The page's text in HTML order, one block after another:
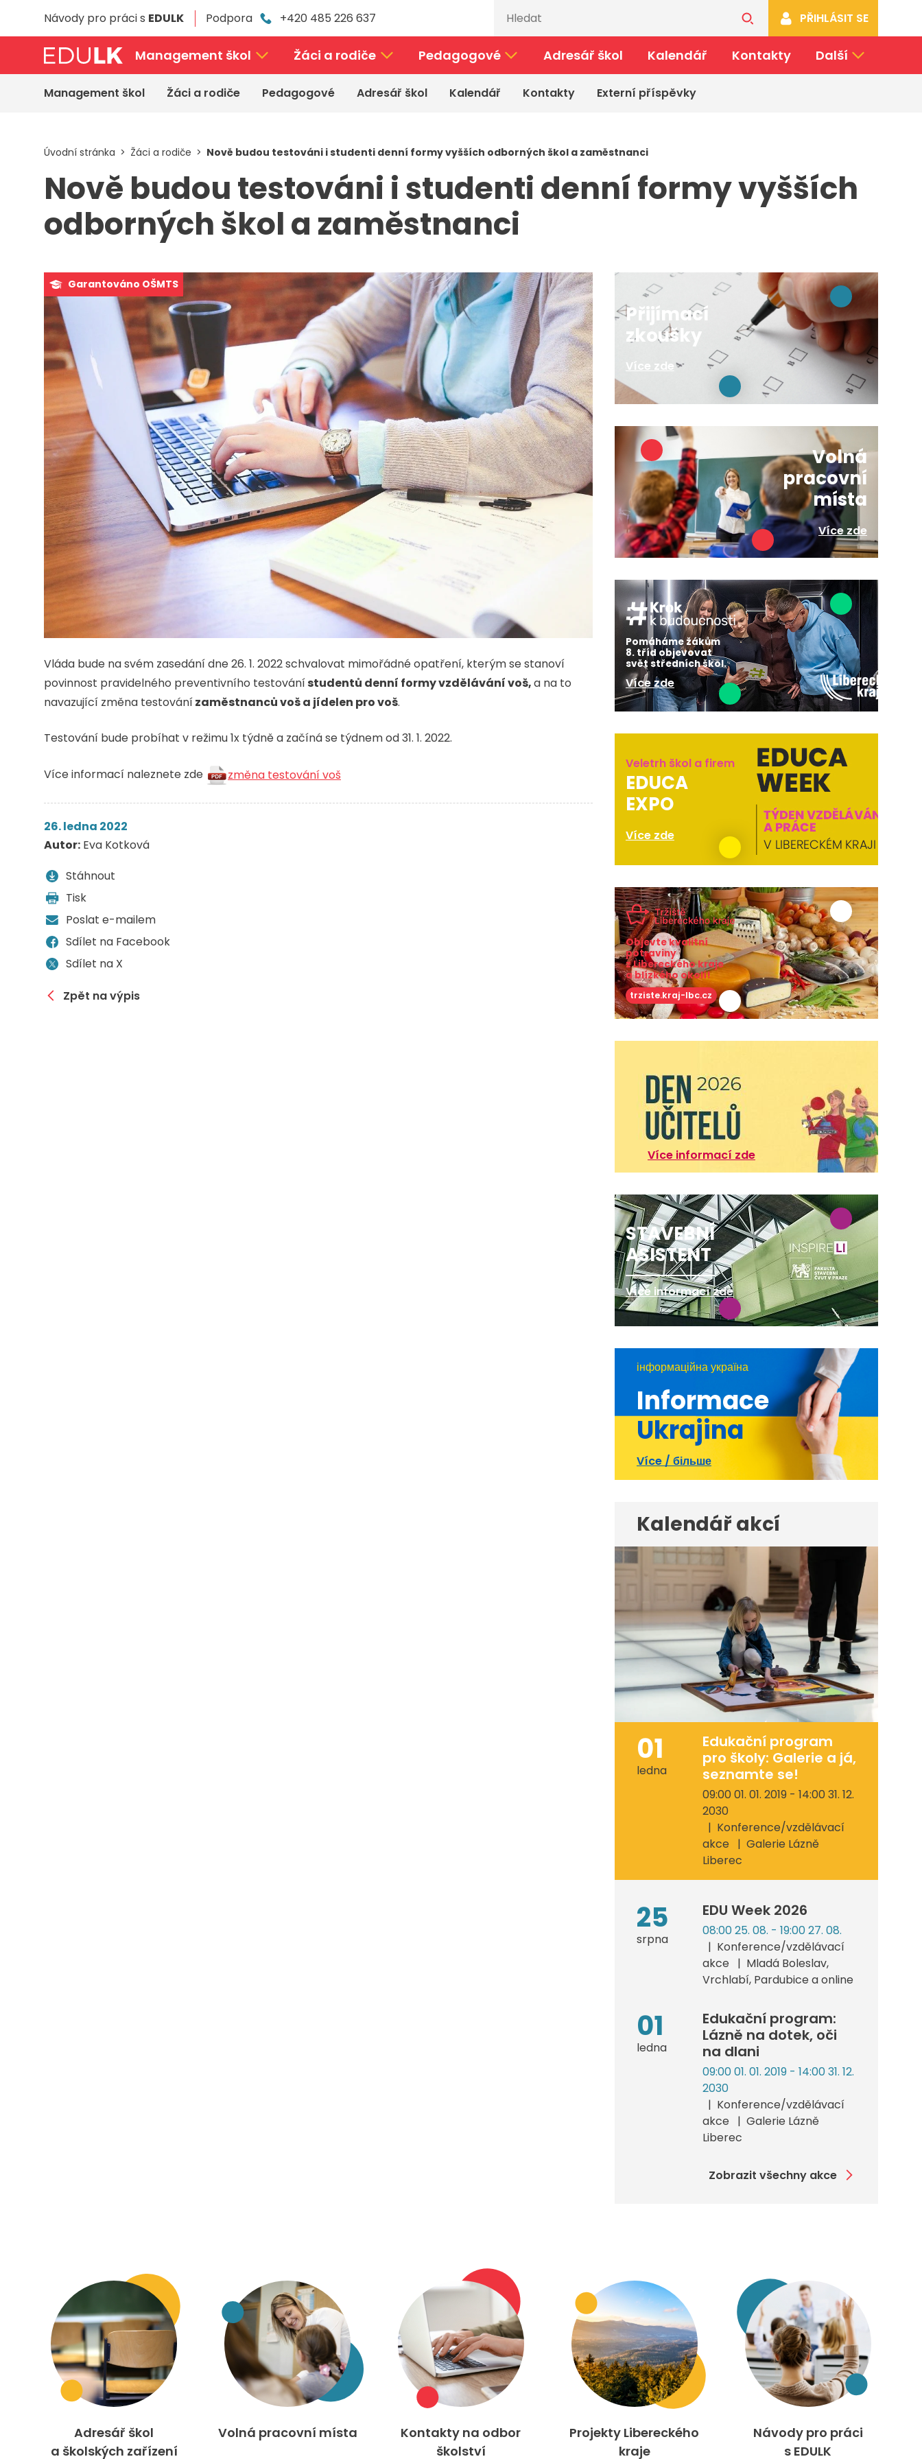
Návody pro práci s EDULK Podpora +420 485 226 637 PŘIHLÁSIT SE
Management škol Žáci a rodiče Pedagogové Adresář škol Kalendář Kontakty Další
Management škol Žáci a rodiče Pedagogové Adresář škol Kalendář Kontakty Externí příspěvky
Úvodní stránka Žáci a rodiče Nově budou testováni i studenti denní formy vyšších odborných škol a zaměstnanci
Nově budou testováni i studenti denní formy vyšších
odborných škol a zaměstnanci
Garantováno OŠMTS
Vláda bude na svém zasedání dne 26. 1. 2022 schvalovat mimořádné opatření, kterým se stanoví
povinnost pravidelného preventivního testovánístudentů denní formy vzdělávání voš,a na to
navazující změna testovánízaměstnanců voš a jídelen pro voš.
Testování bude probíhat v režimu 1x týdně a začíná se týdnem od 31. 1. 2022.
Více informací naleznete zde změna testování voš
26. ledna 2022
Autor: Eva Kotková
Stáhnout
Tisk
Poslat e-mailem
Sdílet na Facebook
Sdílet na X
Zpět na výpis
Přijímací
zkoušky
Více zde
Volná
pracovní
místa
Více zde
Pomáháme žákům
8. tříd objevovat
svět středních škol.
Více zde
Veletrh škol a firem
EDUCA
EXPO
Více zde
Objevte kvalitní
potraviny
z Libereckého kraje
a blízkého okolí!
trziste.kraj-lbc.cz
Více informací zde
STAVEBNÍ
ASISTENT
Více informací zde
інформаційна україна
Informace
Ukrajina
Více / більше
Kalendář akcí
01
ledna
Edukační program
pro školy: Galerie a já,
seznamte se!
09:00 01. 01. 2019 - 14:00 31. 12.
2030
Konference/vzdělávací
akce
Galerie Lázně
Liberec
25
srpna
EDU Week 2026
08:00 25. 08. - 19:00 27. 08.
Konference/vzdělávací
akce
Mladá Boleslav,
Vrchlabí, Pardubice a online
01
ledna
Edukační program:
Lázně na dotek, oči
na dlani
09:00 01. 01. 2019 - 14:00 31. 12.
2030
Konference/vzdělávací
akce
Galerie Lázně
Liberec
Zobrazit všechny akce
Adresář škol
a školských zařízení
Volná pracovní místa
Kontakty na odbor
školství
Projekty Libereckého
kraje
Návody pro práci
s EDULK